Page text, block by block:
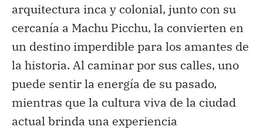
arquitectura inca y colonial, junto con su
cercanía a Machu Picchu, la convierten en
un destino imperdible para los amantes de
la historia. Al caminar por sus calles, uno
puede sentir la energía de su pasado,
mientras que la cultura viva de la ciudad
actual brinda una experiencia